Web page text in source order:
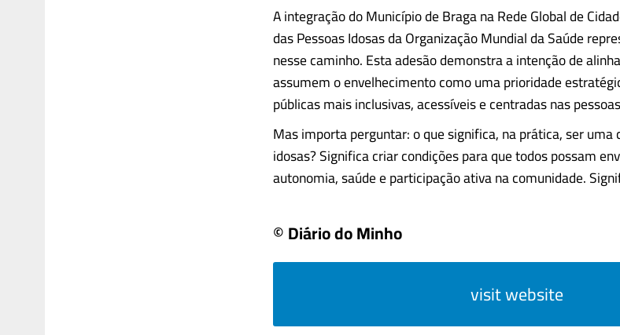
A integração do Município de Braga na Rede Global de
das Pessoas Idosas da Organização Mundial da Saúde
nesse caminho. Esta adesão demonstra a intenção de
assumem o envelhecimento como uma prioridade
públicas mais inclusivas, acessíveis e centradas nas
Mas importa perguntar: o que significa, na prática, ser uma
idosas? Significa criar condições para que todos possam
autonomia, saúde e participação ativa na comunidade.
© Diário do Minho
visit website